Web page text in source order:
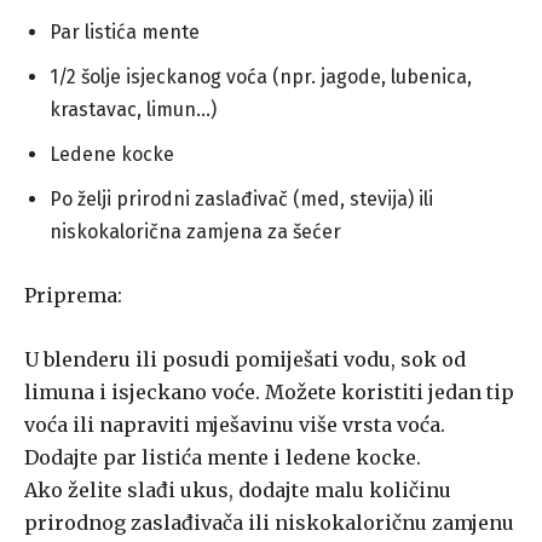
Par listića mente
1/2 šolje isjeckanog voća (npr. jagode, lubenica,
krastavac, limun…)
Ledene kocke
Po želji prirodni zaslađivač (med, stevija) ili
niskokalorična zamjena za šećer
Priprema:
U blenderu ili posudi pomiješati vodu, sok od
limuna i isjeckano voće. Možete koristiti jedan tip
voća ili napraviti mješavinu više vrsta voća.
Dodajte par listića mente i ledene kocke.
Ako želite slađi ukus, dodajte malu količinu
prirodnog zaslađivača ili niskokaloričnu zamjenu